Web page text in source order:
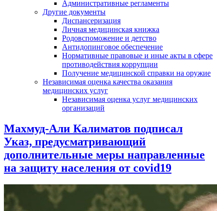
Административные регламенты
Другие документы
Диспансеризация
Личная медицинская книжка
Родовспоможение и детство
Антидопинговое обеспечение
Нормативные правовые и иные акты в сфере
противодействия коррупции
Получение медицинской справки на оружие
Независимая оценка качества оказания
медицинских услуг
Независимая оценка услуг медицинскиx
организаций
Махмуд-Али Калиматов подписал
Указ, предусматривающий
дополнительные меры направленные
на защиту населения от covid19